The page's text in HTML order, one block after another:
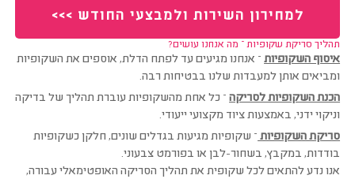
למחירון השירות ולמבצעי החודש >>>
תהליך סריקת שקופיות – מה אנחנו עושים?
איסוף השקופיות– אנחנו מגיעים עד לפתח הדלת, אוספים את השקופיות
ומביאים אותן למעבדות שלנו בבטיחות רבה.
הכנת השקופיות לסריקה– כל אחת מהשקופיות עוברת תהליך של בדיקה
וניקוי ידני, באמצעות ציוד מקצועי ייעודי.
סריקת השקופיות – שקופיות מגיעות בגדלים שונים, חלקן כשקופיות
בודדות, במקבץ, בשחור-לבן או בפורמט צבעוני.
אנו נדע להתאים לכל שקופית את תהליך הסריקה האופטימאלי עבורה,